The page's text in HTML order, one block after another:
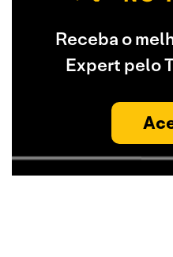
Receba o
Expert pelo